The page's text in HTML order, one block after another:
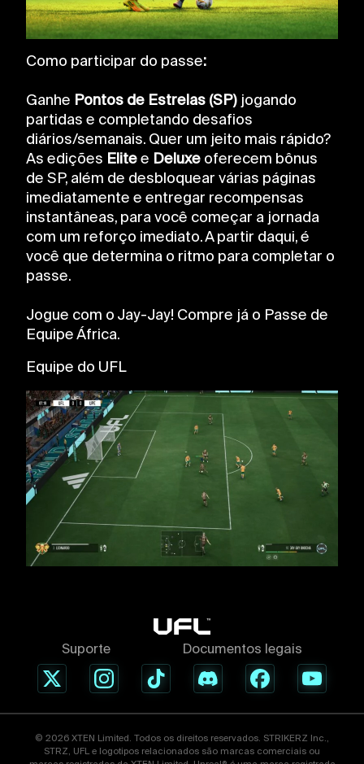
Como participar do passe:
Ganhe Pontos de Estrelas (SP)jogando
partidas e completando desafios
diários/semanais. Quer um jeito mais rápido?
As edições Elitee Deluxeoferecem bônus
de SP, além de desbloquear várias páginas
imediatamente e entregar recompensas
instantâneas, para você começar a jornada
com um reforço imediato. A partir daqui, é
você que determina o ritmo para completar o
passe.
Jogue com o Jay-Jay! Compre já o Passe de
Equipe África.
Equipe do UFL
Suporte Documentos legais
© 2026 XTEN Limited. Todos os direitos reservados. STRIKERZ Inc.,
STRZ, UFL e logotipos relacionados são marcas comerciais ou